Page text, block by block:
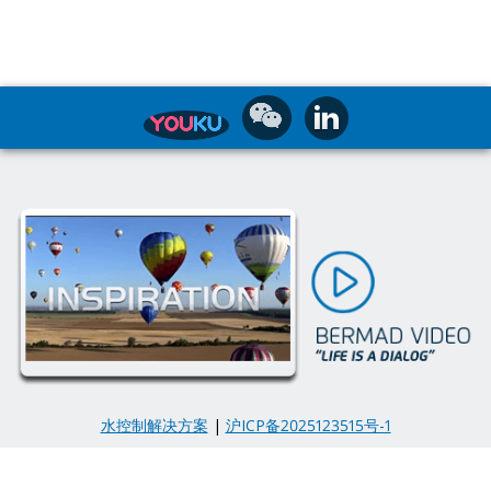
水控制解决方案 | 沪ICP备2025123515号-1